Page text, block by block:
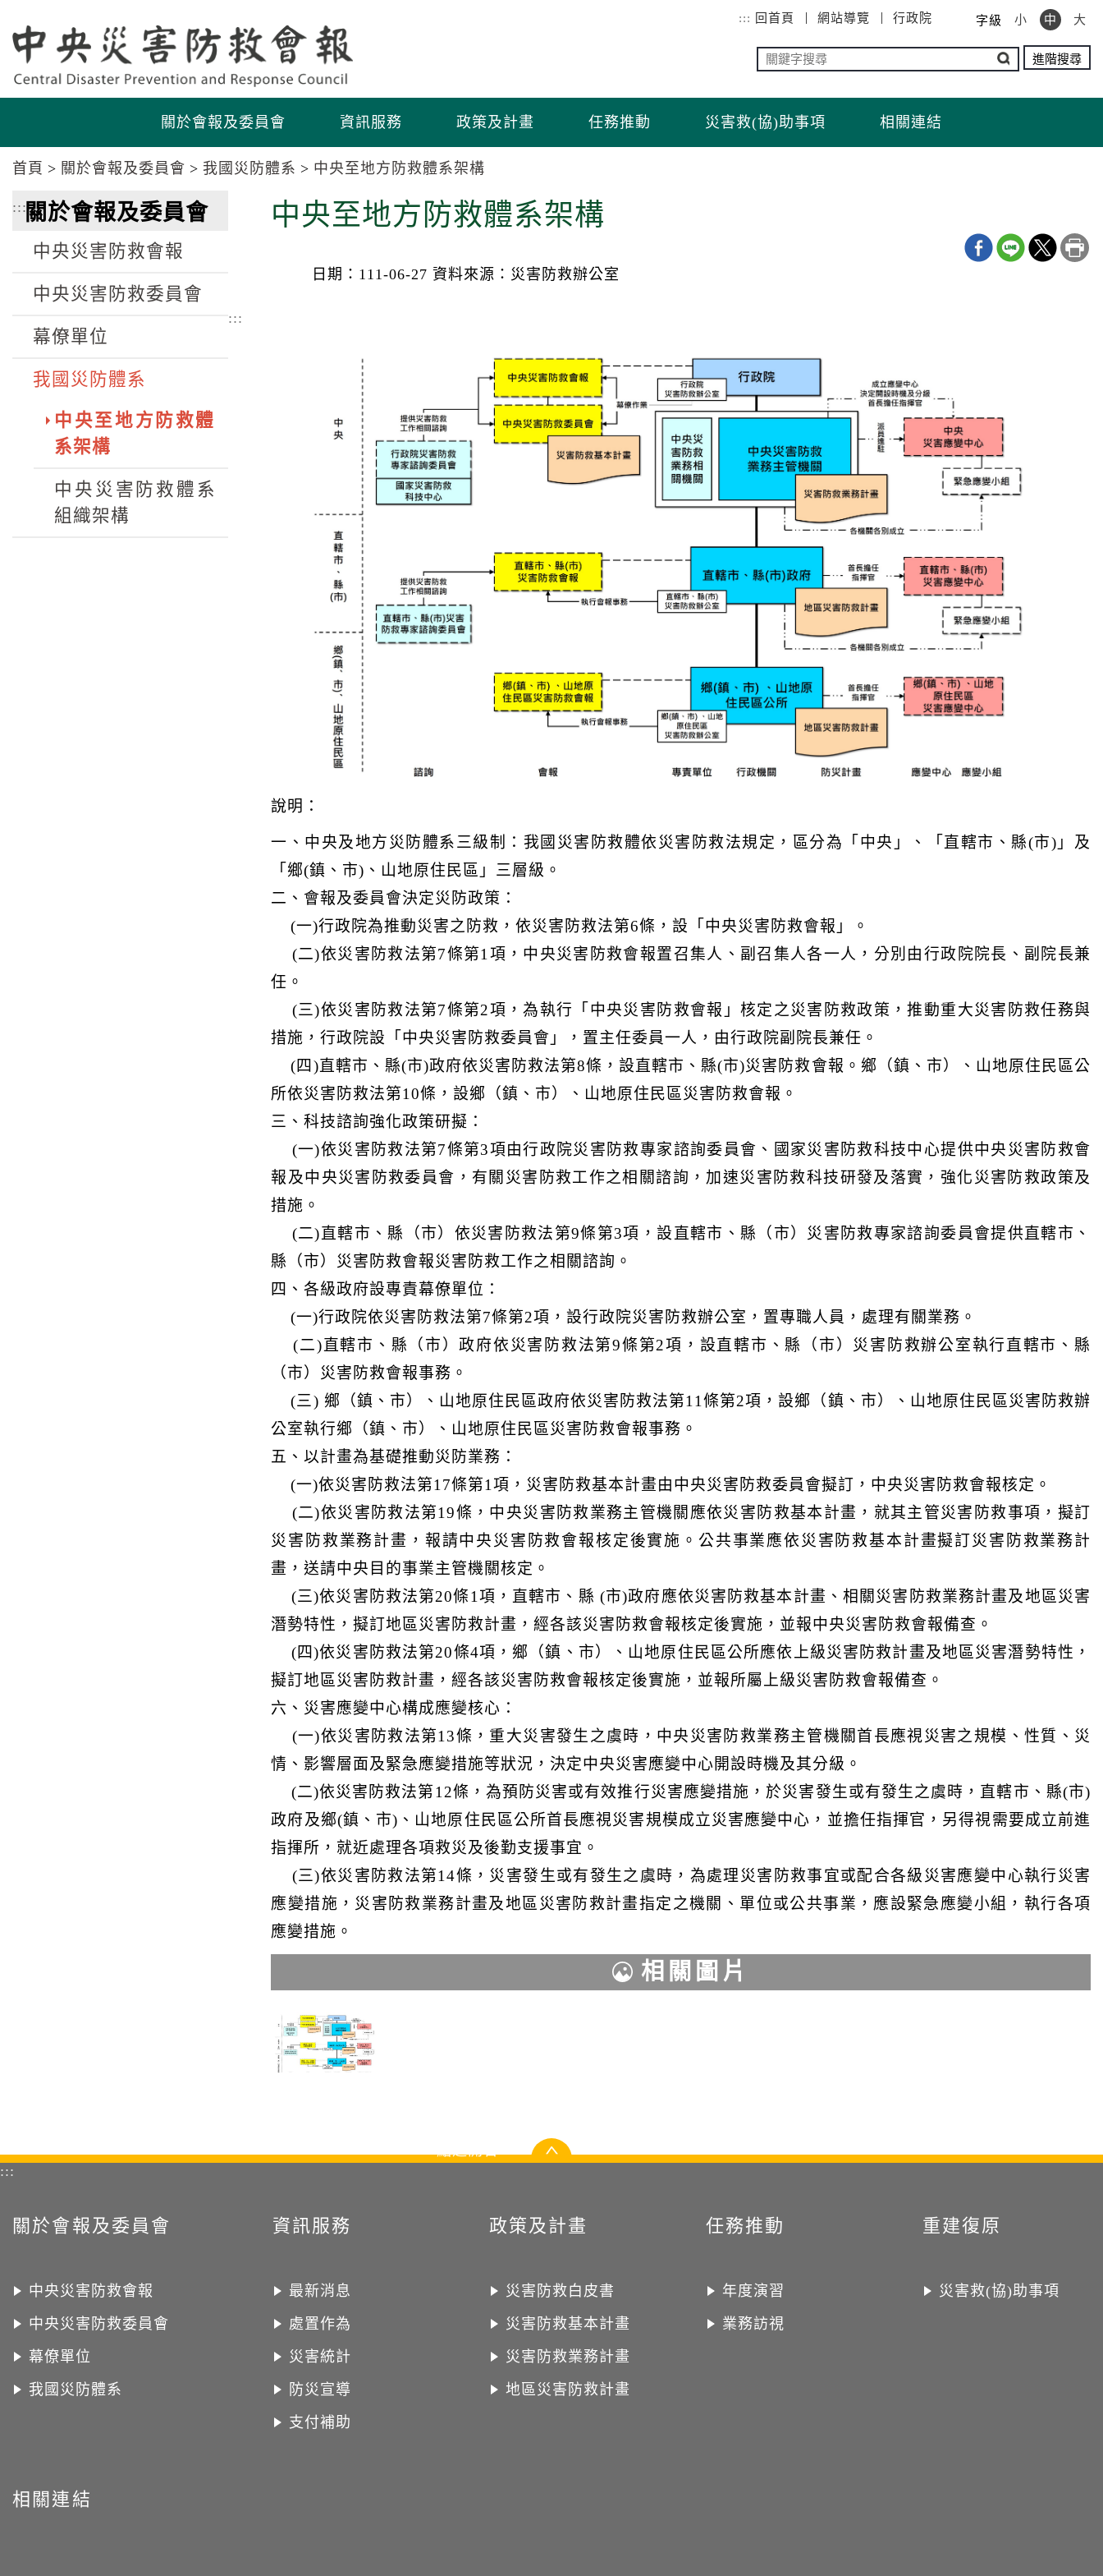
到
要
內
塊
Go
Center
到
要
內
塊
::: 回首頁 網站導覽 行政院 字級 小 中 大
關於會報及委員會 資訊服務 政策及計畫 任務推動 災害救(協)助事項 相關連結
首頁 關於會報及委員會 我國災防體系 中央至地方防救體系架構
:::關於會報及委員會
中央災害防救會報
中央災害防救委員會
幕僚單位
我國災防體系
中央至地方防救體
系架構
中央災害防救體系
組織架構
中央至地方防救體系架構
日期：111-06-27 資料來源：災害防救辦公室
:::
說明：
一、中央及地方災防體系三級制：我國災害防救體依災害防救法規定，區分為「中央」、「直轄市、縣(市)」及
「鄉(鎮、市)、山地原住民區」三層級。
二、會報及委員會決定災防政策：
(一)行政院為推動災害之防救，依災害防救法第6條，設「中央災害防救會報」。
(二)依災害防救法第7條第1項，中央災害防救會報置召集人、副召集人各一人，分別由行政院院長、副院長兼
任。
(三)依災害防救法第7條第2項，為執行「中央災害防救會報」核定之災害防救政策，推動重大災害防救任務與
措施，行政院設「中央災害防救委員會」，置主任委員一人，由行政院副院長兼任。
(四)直轄市、縣(市)政府依災害防救法第8條，設直轄市、縣(市)災害防救會報。鄉（鎮、市）、山地原住民區公
所依災害防救法第10條，設鄉（鎮、市）、山地原住民區災害防救會報。
三、科技諮詢強化政策研擬：
(一)依災害防救法第7條第3項由行政院災害防救專家諮詢委員會、國家災害防救科技中心提供中央災害防救會
報及中央災害防救委員會，有關災害防救工作之相關諮詢，加速災害防救科技研發及落實，強化災害防救政策及
措施。
(二)直轄市、縣（市）依災害防救法第9條第3項，設直轄市、縣（市）災害防救專家諮詢委員會提供直轄市、
縣（市）災害防救會報災害防救工作之相關諮詢。
四、各級政府設專責幕僚單位：
(一)行政院依災害防救法第7條第2項，設行政院災害防救辦公室，置專職人員，處理有關業務。
(二)直轄市、縣（市）政府依災害防救法第9條第2項，設直轄市、縣（市）災害防救辦公室執行直轄市、縣
（市）災害防救會報事務。
(三) 鄉（鎮、市）、山地原住民區政府依災害防救法第11條第2項，設鄉（鎮、市）、山地原住民區災害防救辦
公室執行鄉（鎮、市）、山地原住民區災害防救會報事務。
五、以計畫為基礎推動災防業務：
(一)依災害防救法第17條第1項，災害防救基本計畫由中央災害防救委員會擬訂，中央災害防救會報核定。
(二)依災害防救法第19條，中央災害防救業務主管機關應依災害防救基本計畫，就其主管災害防救事項，擬訂
災害防救業務計畫，報請中央災害防救會報核定後實施。公共事業應依災害防救基本計畫擬訂災害防救業務計
畫，送請中央目的事業主管機關核定。
(三)依災害防救法第20條1項，直轄市、縣 (市)政府應依災害防救基本計畫、相關災害防救業務計畫及地區災害
潛勢特性，擬訂地區災害防救計畫，經各該災害防救會報核定後實施，並報中央災害防救會報備查。
(四)依災害防救法第20條4項，鄉（鎮、市）、山地原住民區公所應依上級災害防救計畫及地區災害潛勢特性，
擬訂地區災害防救計畫，經各該災害防救會報核定後實施，並報所屬上級災害防救會報備查。
六、災害應變中心構成應變核心：
(一)依災害防救法第13條，重大災害發生之虞時，中央災害防救業務主管機關首長應視災害之規模、性質、災
情、影響層面及緊急應變措施等狀況，決定中央災害應變中心開設時機及其分級。
(二)依災害防救法第12條，為預防災害或有效推行災害應變措施，於災害發生或有發生之虞時，直轄市、縣(市)
政府及鄉(鎮、市)、山地原住民區公所首長應視災害規模成立災害應變中心，並擔任指揮官，另得視需要成立前進
指揮所，就近處理各項救災及後勤支援事宜。
(三)依災害防救法第14條，災害發生或有發生之虞時，為處理災害防救事宜或配合各級災害應變中心執行災害
應變措施，災害防救業務計畫及地區災害防救計畫指定之機關、單位或公共事業，應設緊急應變小組，執行各項
應變措施。
相關圖片
:::
關於會報及委員會
中央災害防救會報
中央災害防救委員會
幕僚單位
我國災防體系
資訊服務
最新消息
處置作為
災害統計
防災宣導
支付補助
政策及計畫
災害防救白皮書
災害防救基本計畫
災害防救業務計畫
地區災害防救計畫
任務推動
年度演習
業務訪視
重建復原
災害救(協)助事項
相關連結